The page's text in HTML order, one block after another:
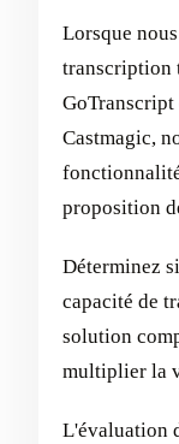
Lorsque
transcription
GoTranscript
Castmagic,
proposition
Déterminez
capacité de
solution
multiplier la
L'évaluation